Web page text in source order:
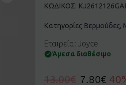
ΚΩΔΙΚΟΣ:
Κατηγορίες Βερμούδες,
Εταιρεία: Joyce
Άμεσα διαθέσιμο
13.00€ 7.80€